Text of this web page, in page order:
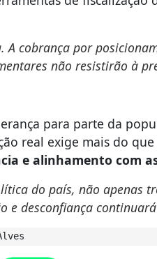
A cobrança por
não resistirão à
para parte da
real exige mais do
e alinhamento com
do país, não apenas
desconfiança continuará